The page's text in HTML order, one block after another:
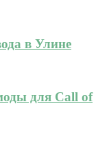
в Улине
для Call of